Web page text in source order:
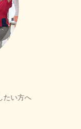
たい方へ